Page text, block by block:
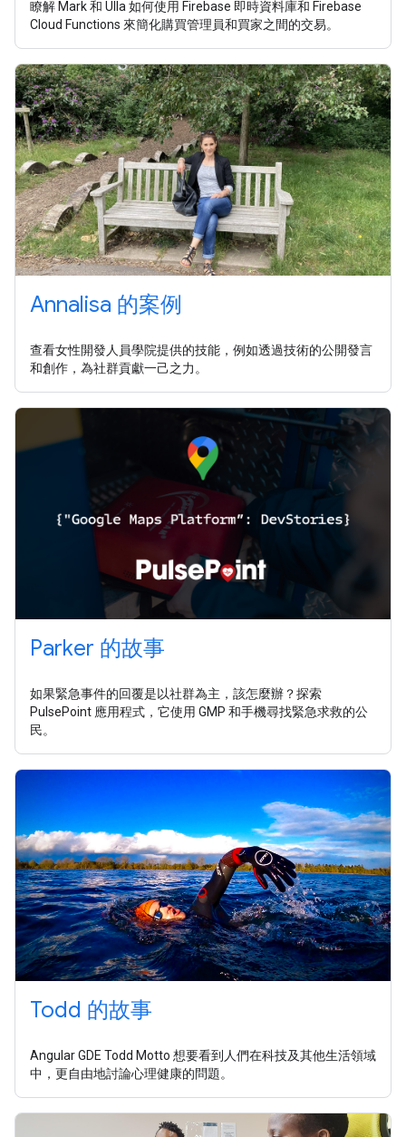
瞭解 Mark 和 Ulla 如何使用 Firebase 即時資料庫和 Firebase
Cloud Functions 來簡化購買管理員和買家之間的交易。
Annalisa 的案例
查看女性開發人員學院提供的技能，例如透過技術的公開發言
和創作，為社群貢獻一己之力。
Parker 的故事
如果緊急事件的回覆是以社群為主，該怎麼辦？探索
PulsePoint 應用程式，它使用 GMP 和手機尋找緊急求救的公
民。
Todd 的故事
Angular GDE Todd Motto 想要看到人們在科技及其他生活領域
中，更自由地討論心理健康的問題。